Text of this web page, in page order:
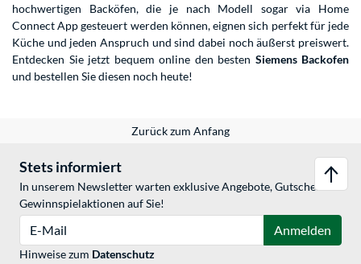
hochwertigen Backöfen, die je nach Modell sogar via Home
Connect App gesteuert werden können, eignen sich perfekt für jede
Küche und jeden Anspruch und sind dabei noch äußerst preiswert.
Entdecken Sie jetzt bequem online den besten Siemens Backofen
und bestellen Sie diesen noch heute!
Zurück zum Anfang
Stets informiert
In unserem Newsletter warten exklusive Angebote, Gutschein- &
Gewinnspielaktionen auf Sie!
Anmelden
Hinweise zum Datenschutz